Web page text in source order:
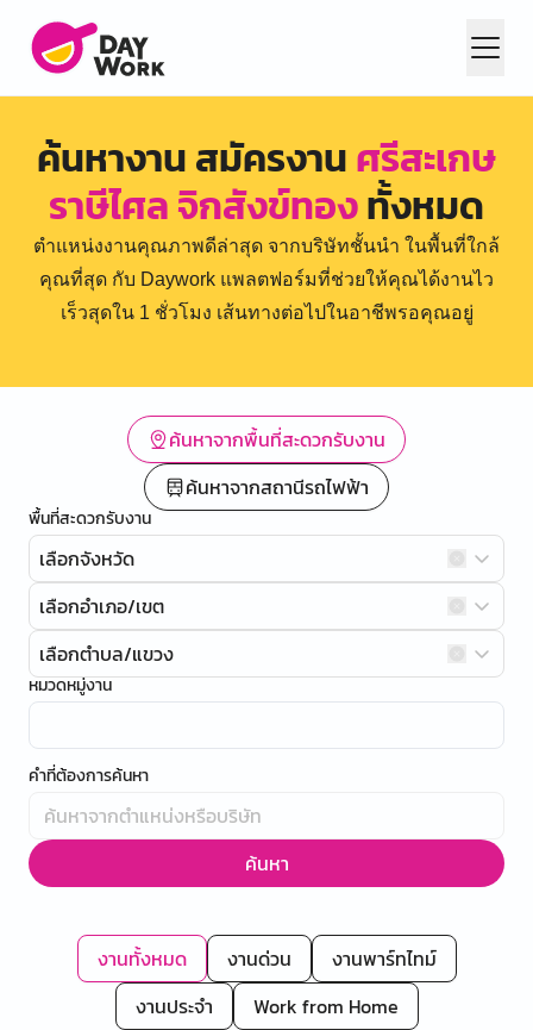
ค้นหางาน สมัครงานศรีสะเกษ
ราษีไศล จิกสังข์ทองทั้งหมด
ตำแหน่งงานคุณภาพดีล่าสุด จากบริษัทชั้นนำ ในพื้นที่ใกล้
คุณที่สุด กับ Daywork แพลตฟอร์มที่ช่วยให้คุณได้งานไว
เร็วสุดใน 1 ชั่วโมง เส้นทางต่อไปในอาชีพรอคุณอยู่
ค้นหาจากพื้นที่สะดวกรับงาน
ค้นหาจากสถานีรถไฟฟ้า
พื้นที่สะดวกรับงาน
เลือกจังหวัด
เลือกอำเภอ/เขต
เลือกตำบล/แขวง
หมวดหมู่งาน
คำที่ต้องการค้นหา
ค้นหา
งานทั้งหมด งานด่วน
งานพาร์ทไทม์
งานประจำ
Work from Home